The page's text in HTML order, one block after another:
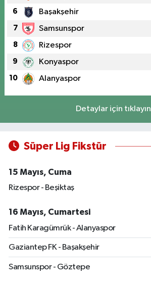
6 Başakşehir
7 Samsunspor
8 Rizespor
9 Konyaspor
10 Alanyaspor
Detaylar için tıklayın
Süper Lig Fikstür
15 Mayıs, Cuma
Rizespor - Beşiktaş
16 Mayıs, Cumartesi
Fatih Karagümrük - Alanyaspor
Gaziantep FK - Başakşehir
Samsunspor - Göztepe